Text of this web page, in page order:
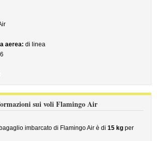
aerea: di linea
6
sui voli Flamingo Air
imbarcato di Flamingo Air è di15 kg per